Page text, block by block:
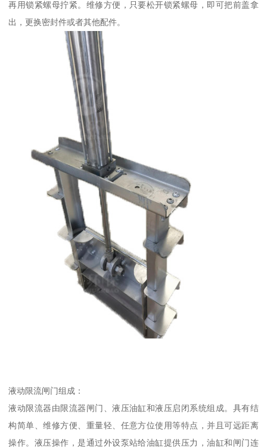
再用锁紧螺母拧紧。维修方便，只要松开锁紧螺母，即可把前盖拿
出，更换密封件或者其他配件。
液动限流闸门组成：
液动限流器由限流器闸门、液压油缸和液压启闭系统组成。具有结
构简单、维修方便、重量轻、任意方位使用等特点，并且可远距离
操作。液压操作，是通过外设泵站给油缸提供压力，油缸和闸门连